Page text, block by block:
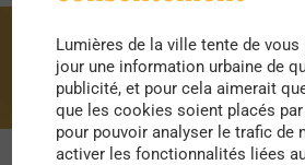
Lumières de la ville tente de
jour une information urbaine de
publicité, et pour cela aimerait
que les cookies soient placés
pour pouvoir analyser le trafic de
activer les fonctionnalités liées